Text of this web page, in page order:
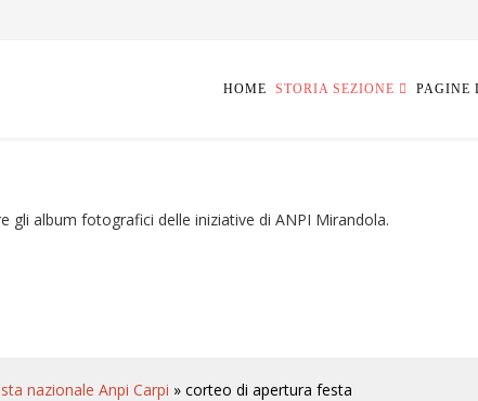
HOME STORIA SEZIONE PAGINE
gli album fotografici delle iniziative di ANPI Mirandola.
nazionale Anpi Carpi » corteo di apertura festa